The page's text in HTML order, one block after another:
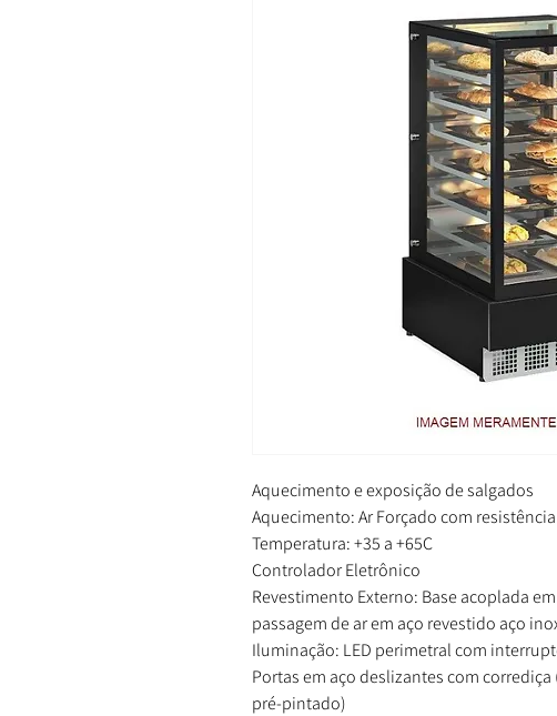
Aquecimento e exposição de salgados
Aquecimento: Ar Forçado com resistência
Temperatura: +35 a +65C
Controlador Eletrônico
Revestimento Externo: Base acoplada
passagem de ar em aço revestido aço
Iluminação: LED perimetral com
Portas em aço deslizantes com
pré-pintado)